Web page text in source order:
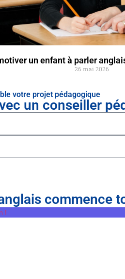
un enfant à parler
26 mai 2026
votre projet pédagogique
un conseiller
commence
!